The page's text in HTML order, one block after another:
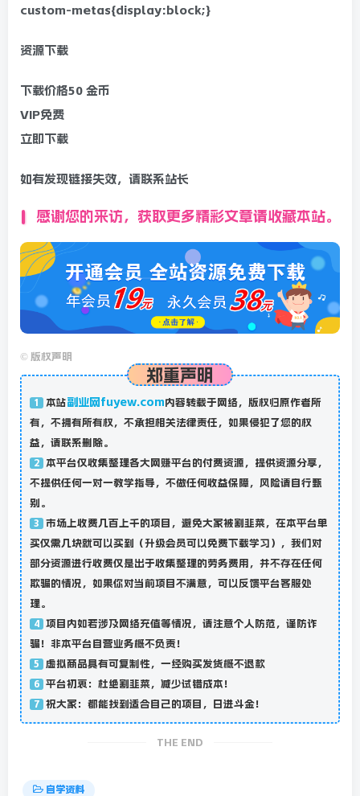
custom-metas{display:block;}
资源下载
下载价格50 金币
VIP免费
立即下载
如有发现链接失效，请联系站长
感谢您的来访，获取更多精彩文章请收藏本站。
© 版权声明
郑重声明
1 本站副业网fuyew.com内容转载于网络，版权归原作者所
有，不拥有所有权，不承担相关法律责任，如果侵犯了您的权
益，请联系删除。
2
本平台仅收集整理各大网赚平台的付费资源，提供资源分享，
不提供任何一对一教学指导，不做任何收益保障，风险请自行甄
别。
3
市场上收费几百上千的项目，避免大家被割韭菜，在本平台单
买仅需几块就可以买到（升级会员可以免费下载学习），我们对
部分资源进行收费仅是出于收集整理的劳务费用，并不存在任何
欺骗的情况，如果你对当前项目不满意，可以反馈平台客服处
理。
4
项目内如若涉及网络充值等情况，请注意个人防范，谨防诈
骗！非本平台自营业务概不负责！
5 虚拟商品具有可复制性，一经购买发货概不退款
6 平台初衷：杜绝割韭菜，减少试错成本！
7 祝大家：都能找到适合自己的项目，日进斗金！
THE END
自学资料